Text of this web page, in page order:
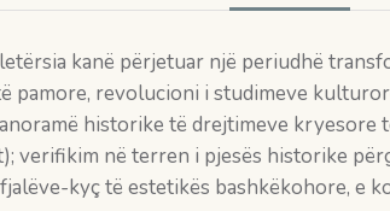
kanë përjetuar një periudhë
pamore, revolucioni i studimeve
historike të drejtimeve
verifikim në terren i pjesës historike
kyç të estetikës bashkëkohore, e